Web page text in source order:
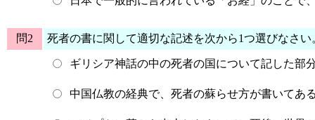
問2 死者の書に関して適切な記述を次から1つ選びなさい
ギリシア神話の中の死者の国について記した部
中国仏教の経典で、死者の蘇らせ方が書いてあ